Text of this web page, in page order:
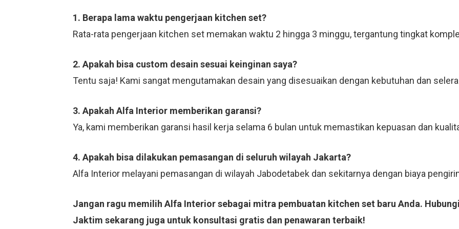
1. Berapa lama waktu pengerjaan kitchen set?
Rata-rata pengerjaan kitchen set memakan waktu 2 hingga 3 minggu, tergantung tingkat
2. Apakah bisa custom desain sesuai keinginan saya?
Tentu saja! Kami sangat mengutamakan desain yang disesuaikan dengan kebutuhan dan
3. Apakah Alfa Interior memberikan garansi?
Ya, kami memberikan garansi hasil kerja selama 6 bulan untuk memastikan kepuasan dan
4. Apakah bisa dilakukan pemasangan di seluruh wilayah Jakarta?
Alfa Interior melayani pemasangan di wilayah Jabodetabek dan sekitarnya dengan biaya
Jangan ragu memilih Alfa Interior sebagai mitra pembuatan kitchen set baru Anda.
Jaktim sekarang juga untuk konsultasi gratis dan penawaran terbaik!